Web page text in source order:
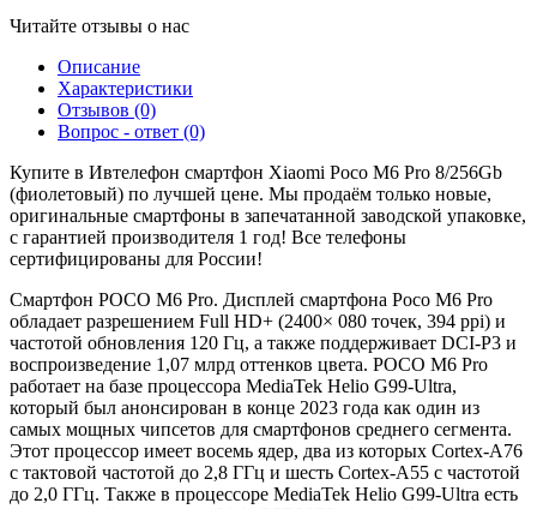
Читайте отзывы о нас
Описание
Характеристики
Отзывов (0)
Вопрос - ответ (0)
Купите в Ивтелефон смартфон Xiaomi Poco M6 Pro 8/256Gb
(фиолетовый) по лучшей цене. Мы продаём только новые,
оригинальные смартфоны в запечатанной заводской упаковке,
с гарантией производителя 1 год! Все телефоны
сертифицированы для России!
Смартфон POCO M6 Pro. Дисплей смартфона Poco M6 Pro
обладает разрешением Full HD+ (2400× 080 точек, 394 ppi) и
частотой обновления 120 Гц, а также поддерживает DCI-P3 и
воспроизведение 1,07 млрд оттенков цвета. POCO M6 Pro
работает на базе процессора MediaTek Helio G99-Ultra,
который был анонсирован в конце 2023 года как один из
самых мощных чипсетов для смартфонов среднего сегмента.
Этот процессор имеет восемь ядер, два из которых Cortex-A76
с тактовой частотой до 2,8 ГГц и шесть Cortex-A55 с частотой
до 2,0 ГГц. Также в процессоре MediaTek Helio G99-Ultra есть